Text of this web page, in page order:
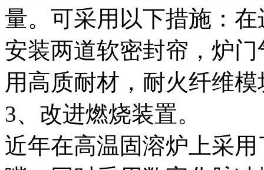
量。可采用以下措施：
安装两道软密封帘，炉
用高质耐材，耐火纤维
3、改进燃烧装置。
近年在高温固溶炉上采